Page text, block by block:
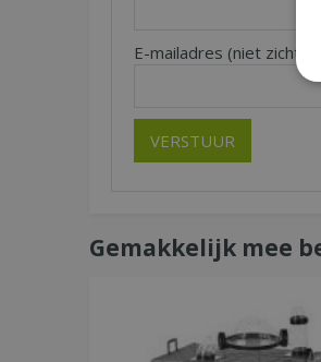
E-mailadres (niet
Gemakkelijk mee